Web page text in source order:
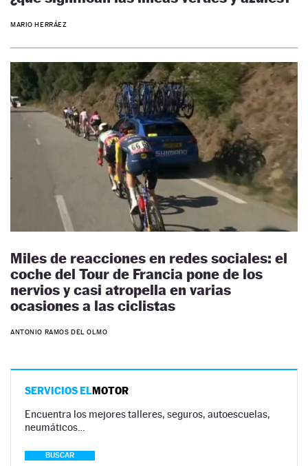
MARIO HERRÁEZ
Miles de reacciones en redes sociales: el
coche del Tour de Francia pone de los
nervios y casi atropella en varias
ocasiones a las ciclistas
ANTONIO RAMOS DEL OLMO
SERVICIOS ELMOTOR
Encuentra los mejores talleres, seguros, autoescuelas,
neumáticos…
BUSCAR